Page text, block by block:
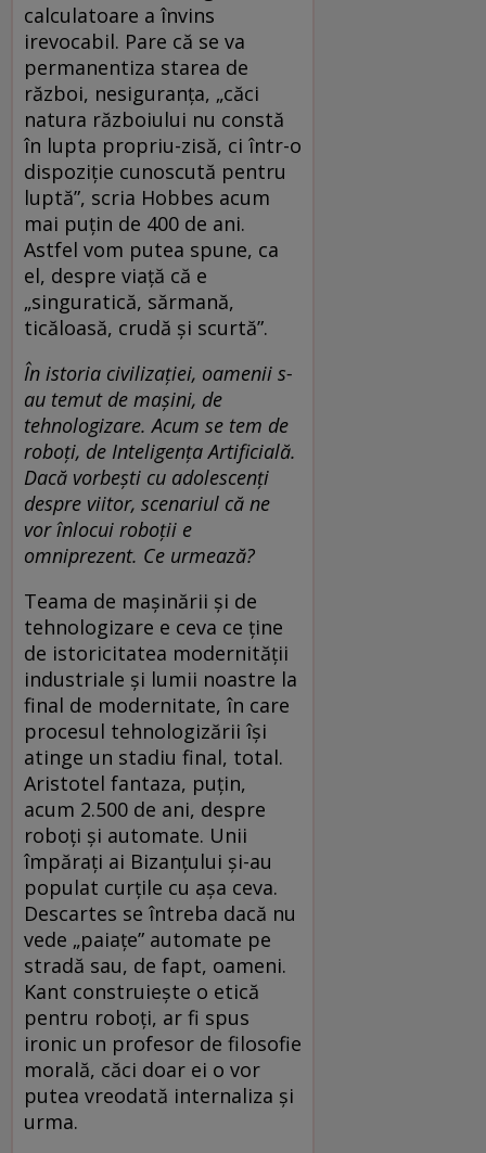
calculatoare a învins
irevocabil. Pare că se va
permanentiza starea de
război, nesiguranța, „căci
natura războiului nu constă
în lupta propriu-zisă, ci într-o
dispoziție cunoscută pentru
luptă”, scria Hobbes acum
mai puțin de 400 de ani.
Astfel vom putea spune, ca
el, despre viață că e
„singuratică, sărmană,
ticăloasă, crudă și scurtă”.
În istoria civilizației, oamenii s-
au temut de mașini, de
tehnologizare. Acum se tem de
roboți, de Inteligența Artificială.
Dacă vorbești cu adolescenți
despre viitor, scenariul că ne
vor înlocui roboții e
omniprezent. Ce urmează?
Teama de mașinării și de
tehnologizare e ceva ce ține
de istoricitatea modernității
industriale și lumii noastre la
final de modernitate, în care
procesul tehnologizării își
atinge un stadiu final, total.
Aristotel fantaza, puțin,
acum 2.500 de ani, despre
roboți și automate. Unii
împărați ai Bizanțului și-au
populat curțile cu așa ceva.
Descartes se întreba dacă nu
vede „paiațe” automate pe
stradă sau, de fapt, oameni.
Kant construiește o etică
pentru roboți, ar fi spus
ironic un profesor de filosofie
morală, căci doar ei o vor
putea vreodată internaliza și
urma.